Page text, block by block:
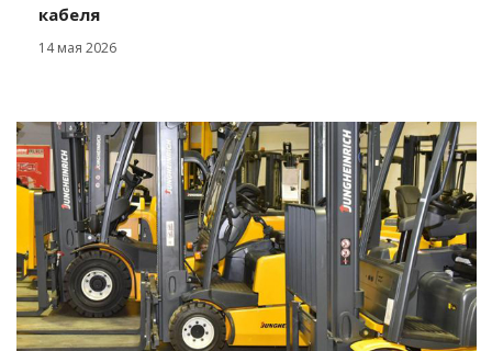
кабеля
14 мая 2026